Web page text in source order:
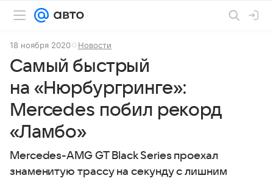
18 ноября 2020 Новости
Самый быстрый
на «Нюрбургринге»:
Mercedes побил рекорд
«Ламбо»
Mercedes-AMG GT Black Series проехал
знаменитую трассу на секунду с лишним